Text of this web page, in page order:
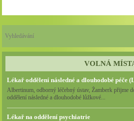
VOLNÁ
Lékař oddělení následné a dlouhodobé péče
Albertinum, odborný léčebný ústav, Žamberk přijme
oddělení následné a dlouhodobé lůžkové...
Lékař na oddělení psychiatrie
Cookies nikdy nepoužíváme k tomu,
jakkoli identifikovali, a nikdy do nich